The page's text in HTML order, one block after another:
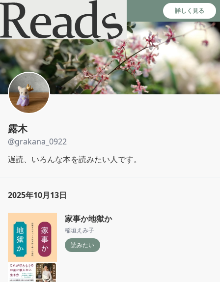
Reads - 読書のSNS＆記録アプリ 詳しく見る
露木
@grakana_0922
遅読、いろんな本を読みたい人です。
2025年10月13日
家事か地獄か
稲垣えみ子
読みたい